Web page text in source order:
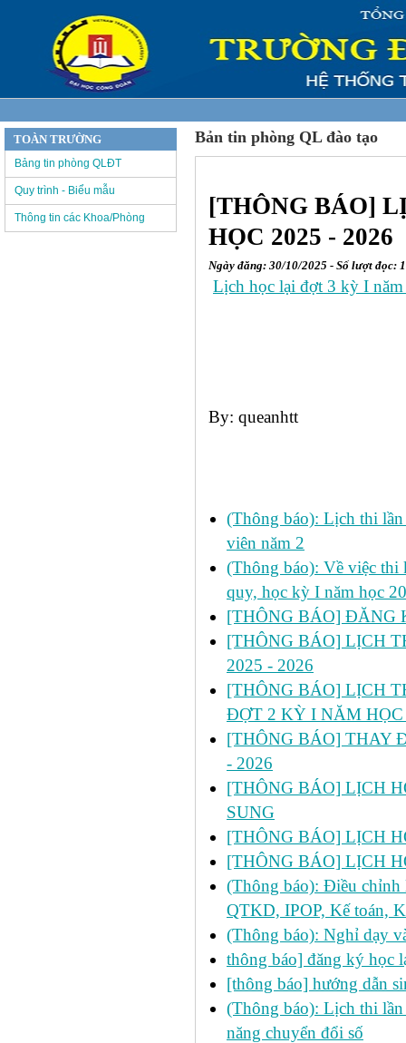
Bản tin phòng QL đào tạo
[THÔNG BÁO]
HỌC 2025 - 2026
Ngày đăng: 30/10/2025 - Số lượt đọc:
Lịch học lại đợt 3 kỳ I
By: queanhtt
(Thông báo): Lịch thi
viên năm 2
(Thông báo): Về việc thi
quy, học kỳ I năm học
[THÔNG BÁO] ĐĂNG
[THÔNG BÁO] LỊCH
2025 - 2026
[THÔNG BÁO] LỊCH
ĐỢT 2 KỲ I NĂM HỌC
[THÔNG BÁO] THAY
- 2026
[THÔNG BÁO] LỊCH
SUNG
[THÔNG BÁO] LỊCH
[THÔNG BÁO] LỊCH
(Thông báo): Điều chỉnh
QTKD, IPOP, Kế toán,
(Thông báo): Nghỉ dạy
thông báo] đăng ký học
[thông báo] hướng dẫn
(Thông báo): Lịch thi
năng chuyển đổi số
TOÀN TRƯỜNG
Bảng tin phòng QLĐT
Quy trình - Biểu mẫu
Thông tin các Khoa/Phòng